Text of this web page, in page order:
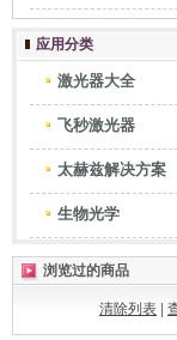
应用分类
激光器大全
飞秒激光器
太赫兹解决方案
生物光学
浏览过的商品
清除列表